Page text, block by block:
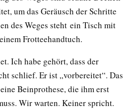
um das Geräusch der Schritte
des Weges steht ein Tisch mit
Frotteehandtuch.
Ich habe gehört, dass der
schlief. Er ist „vorbereitet“. Das
Beinprothese, die ihm erst
Wir warten. Keiner spricht.